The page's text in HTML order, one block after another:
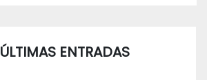
ÚLTIMAS ENTRADAS